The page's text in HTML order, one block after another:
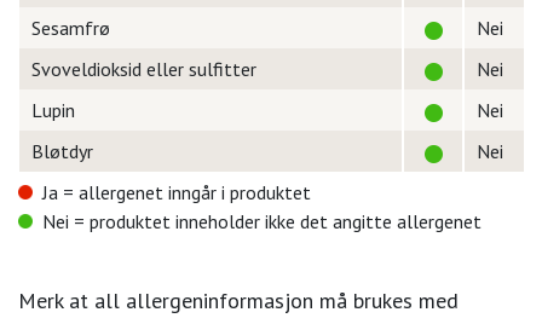
Sesamfrø
Nei
Svoveldioksid eller sulfitter
Nei
Lupin
Nei
Bløtdyr
Nei
Ja = allergenet inngår i produktet
Nei = produktet inneholder ikke det angitte allergenet
Merk at all allergeninformasjon må brukes med